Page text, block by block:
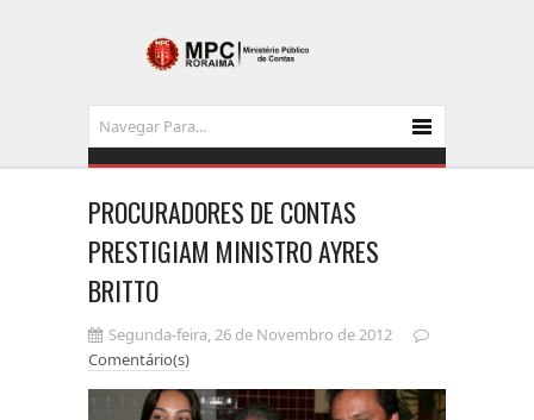
PROCURADORES DE CONTAS
PRESTIGIAM MINISTRO AYRES
BRITTO
Segunda-feira, 26 de Novembro de 2012
Comentário(s)